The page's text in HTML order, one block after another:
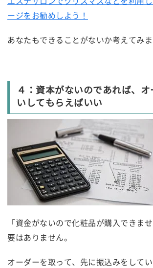
ージをお勧めしよう！
あなたもできることがないか考えてみま
４：資本がないのであれば、
いしてもらえばいい
「資金がないので化粧品が購入できま
要はありません。
オーダーを取って、先に振込みをしてい